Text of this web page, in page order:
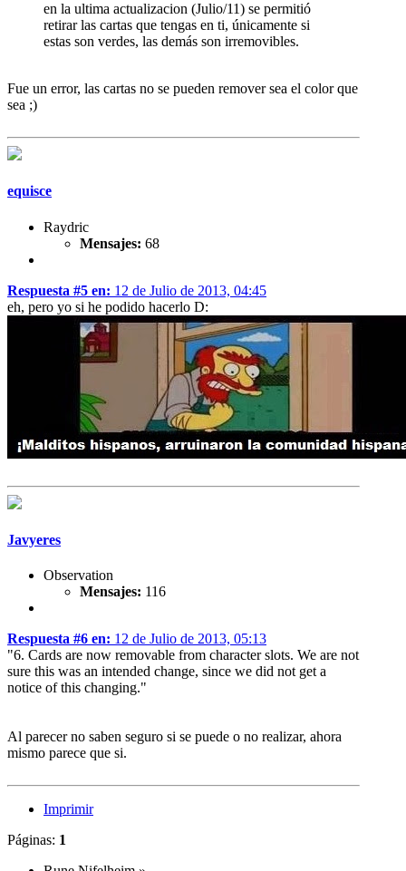
en la ultima actualizacion (Julio/11) se permitió
retirar las cartas que tengas en ti, únicamente si
estas son verdes, las demás son irremovibles.
Fue un error, las cartas no se pueden remover sea el color que
sea ;)
equisce
Raydric
Mensajes: 68
Respuesta #5 en: 12 de Julio de 2013, 04:45
eh, pero yo si he podido hacerlo D:
Javyeres
Observation
Mensajes: 116
Respuesta #6 en: 12 de Julio de 2013, 05:13
"6. Cards are now removable from character slots. We are not
sure this was an intended change, since we did not get a
notice of this changing."
Al parecer no saben seguro si se puede o no realizar, ahora
mismo parece que si.
Imprimir
Páginas: 1